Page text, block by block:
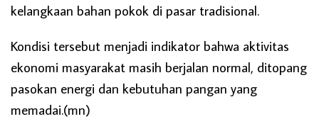
kelangkaan bahan pokok di pasar tradisional.
Kondisi tersebut menjadi indikator bahwa aktivitas
ekonomi masyarakat masih berjalan normal, ditopang
pasokan energi dan kebutuhan pangan yang
memadai.(mn)